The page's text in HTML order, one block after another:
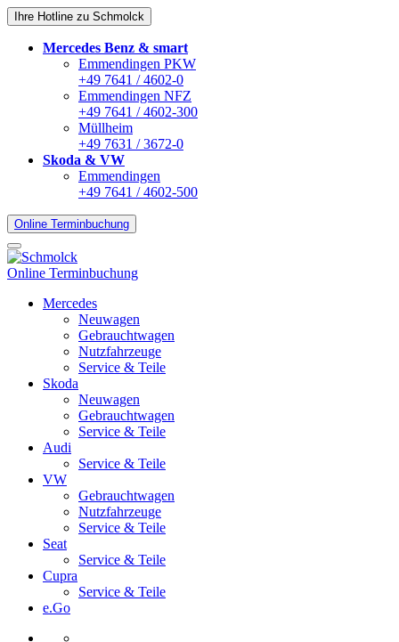
Ihre Hotline zu Schmolck
Mercedes Benz & smart
Emmendingen PKW
+49 7641 / 4602-0
Emmendingen NFZ
+49 7641 / 4602-300
Müllheim
+49 7631 / 3672-0
Skoda & VW
Emmendingen
+49 7641 / 4602-500
Online Terminbuchung
Online Terminbuchung
Mercedes
Neuwagen
Gebrauchtwagen
Nutzfahrzeuge
Service & Teile
Skoda
Neuwagen
Gebrauchtwagen
Service & Teile
Audi
Service & Teile
VW
Gebrauchtwagen
Nutzfahrzeuge
Service & Teile
Seat
Service & Teile
Cupra
Service & Teile
e.Go